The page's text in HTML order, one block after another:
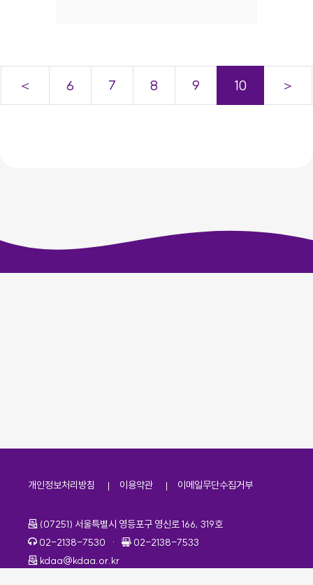
＜ 6 7 8 9 10 ＞
개인정보처리방침 이용약관 이메일무단수집거부
주소
(07251) 서울특별시 영등포구 영신로 166, 319호
전화번호
02-2138-7530 · 팩스번호
02-2138-7533
이메일
kdaa@kdaa.or.kr